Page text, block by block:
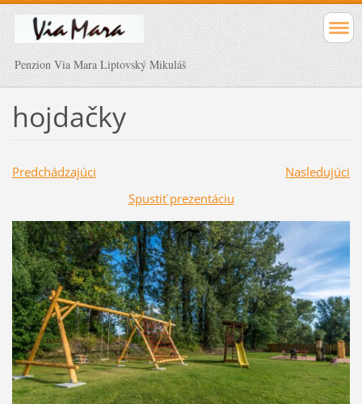
Penzion Via Mara Liptovský Mikuláš
hojdačky
Predchádzajúci
Nasledujúci
Spustiť prezentáciu